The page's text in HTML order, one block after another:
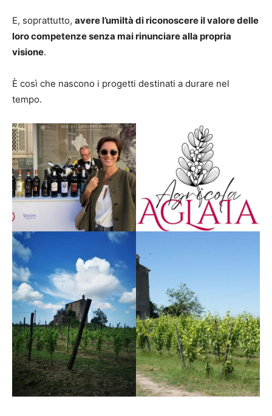
E, soprattutto, avere l’umiltà di riconoscere il valore delle
loro competenze senza mai rinunciare alla propria
visione.
È così che nascono i progetti destinati a durare nel
tempo.